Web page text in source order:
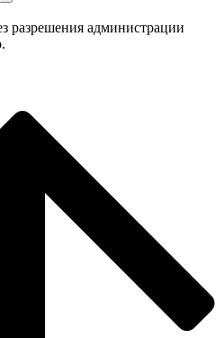
разрешения администрации